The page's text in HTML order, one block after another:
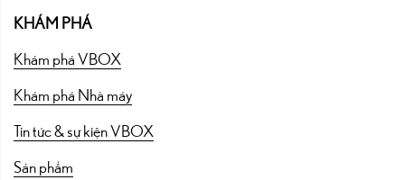
KHÁM PHÁ
Khám phá VBOX
Khám phá Nhà máy
Tin tức & sự kiện VBOX
Sản phẩm